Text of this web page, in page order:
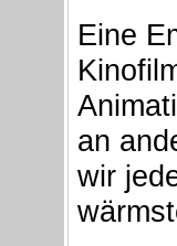
Eine
an
wir